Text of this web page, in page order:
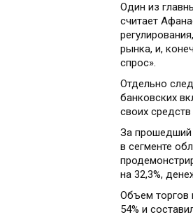
Один из
считает
рынка, и,
спрос».
Отдельно
банковских
своих
За прошедший
в сегменте
на 32,3%,
Объем торгов
54% и